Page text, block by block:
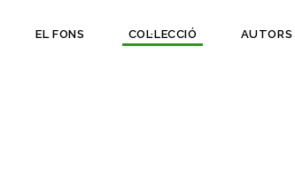
EL FONS COL·LECCIÓ AUTORS